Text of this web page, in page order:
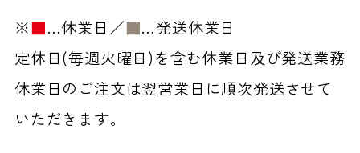
※■…休業日／■…発送休業日
定休日(毎週火曜日)を含む休業日及び発送業務
休業日のご注文は翌営業日に順次発送させて
いただきます。